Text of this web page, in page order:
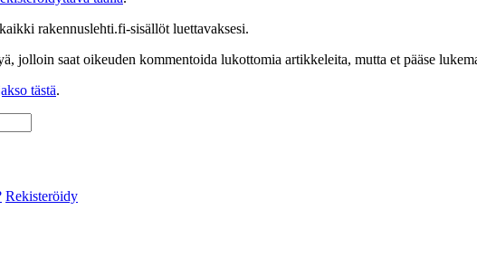
rakennuslehti.fi-sisällöt luettavaksesi.
jolloin saat oikeuden kommentoida lukottomia artikkeleita, mutta et pääse
tästä.
Rekisteröidy